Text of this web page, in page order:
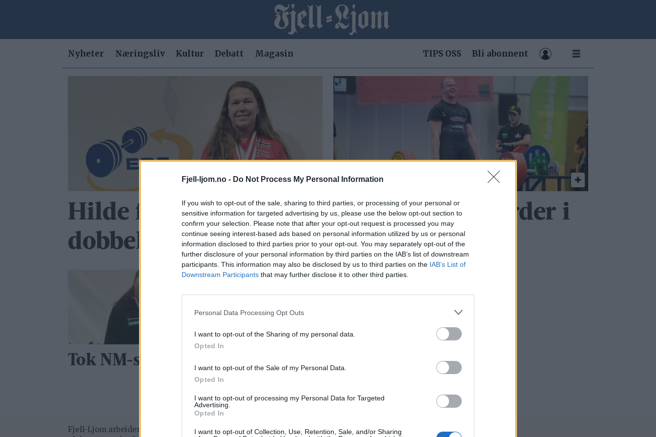
Fjell-ljom.no - Do Not Process My Personal Information
If you wish to opt-out of the sale, sharing to third parties, or processing of your personal or
sensitive information for targeted advertising by us, please use the below opt-out section to
confirm your selection. Please note that after your opt-out request is processed you may
continue seeing interest-based ads based on personal information utilized by us or personal
information disclosed to third parties prior to your opt-out. You may separately opt-out of the
further disclosure of your personal information by third parties on the IAB’s list of downstream
participants. This information may also be disclosed by us to third parties on the IAB’s List of
Downstream Participants that may further disclose it to other third parties.
Personal Data Processing Opt Outs
I want to opt-out of the Sharing of my personal data.
Opted In
I want to opt-out of the Sale of my Personal Data.
Opted In
I want to opt-out of processing my Personal Data for Targeted
Advertising.
Opted In
I want to opt-out of Collection, Use, Retention, Sale, and/or Sharing
Nyheter Næringsliv Kultur Debatt Magasin TIPS OSS Bli abonnent
Hilde fra Røros med
dobbelt sølv
Tolv norges­rekorder i
Verket
Tok NM-sølv
Fjell-Ljom arbeider etter
Vær Varsom-
Ansvarlig redaktør og daglig leder: